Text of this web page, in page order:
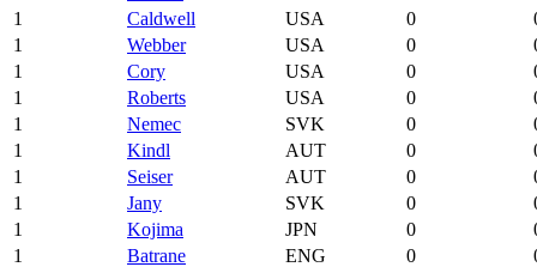
1
Caldwell USA 0
1
Webber USA 0
1
Cory USA 0
1
Roberts USA 0
1
Nemec SVK 0
1
Kindl AUT 0
1
Seiser AUT 0
1
Jany SVK 0
1
Kojima JPN 0
1
Batrane ENG 0